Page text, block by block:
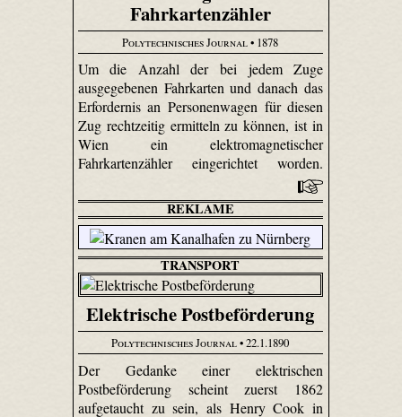
Fahrkartenzähler
Polytechnisches Journal• 1878
Um die Anzahl der bei jedem Zuge
ausgegebenen Fahrkarten und danach das
Erfordernis an Personenwagen für diesen
Zug rechtzeitig ermitteln zu können, ist in
Wien ein elektromagnetischer
Fahrkartenzähler eingerichtet worden.
REKLAME
TRANSPORT
Elektrische Postbeförderung
Polytechnisches Journal• 22.1.1890
Der Gedanke einer elektrischen
Postbeförderung scheint zuerst 1862
aufgetaucht zu sein, als Henry Cook in